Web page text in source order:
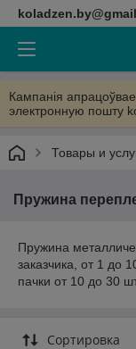
Кампанія
электронную пошту
Товары и
Пружина
Пружина
заказчика, от 1 до
пачки от 10 до 30
Сортировка